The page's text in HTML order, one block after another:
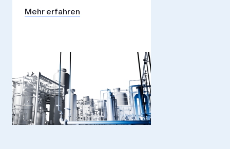
Mehr erfahren